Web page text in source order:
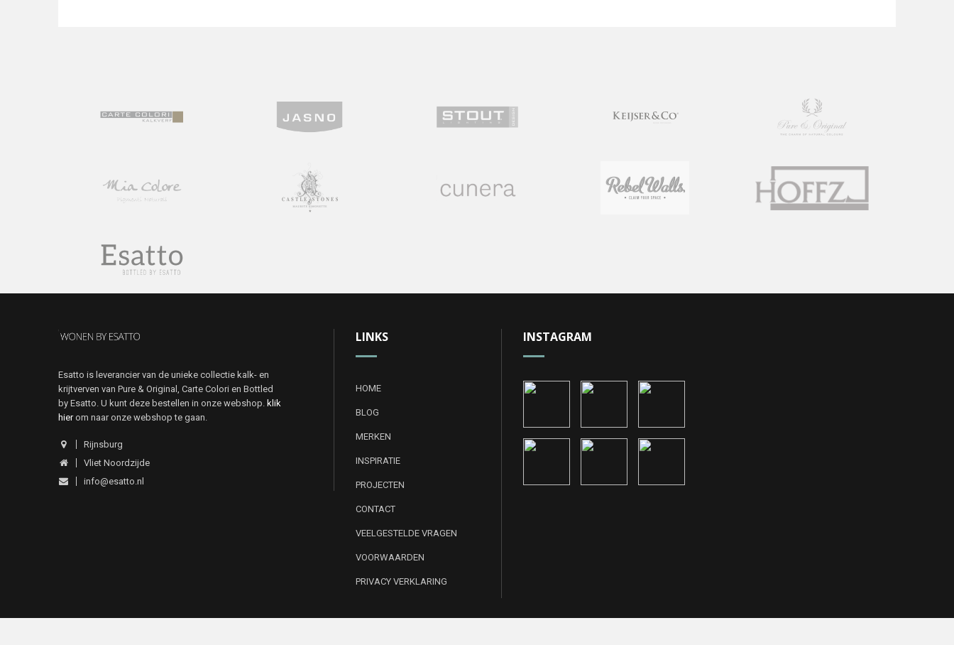
Esatto is leverancier van de unieke collectie kalk- en
krijtverven van Pure & Original, Carte Colori en Bottled
by Esatto. U kunt deze bestellen in onze webshop. klik
hierom naar onze webshop te gaan.
Rijnsburg
Vliet Noordzijde
info@esatto.nl
LINKS
HOME
BLOG
MERKEN
INSPIRATIE
PROJECTEN
CONTACT
VEELGESTELDE VRAGEN
VOORWAARDEN
PRIVACY VERKLARING
INSTAGRAM